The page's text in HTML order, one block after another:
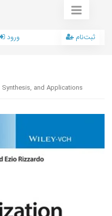
ورود ثبت‌نام
and Applications